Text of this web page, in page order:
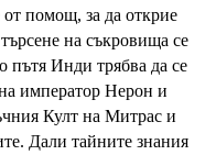
помощ, за да открие
на съкровища се
пътя Инди трябва да се
император Нерон и
Култ на Митрас и
Дали тайните знания